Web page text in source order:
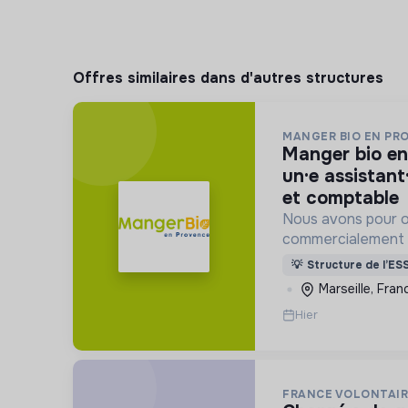
Offres similaires dans d'autres structures
MANGER BIO EN
manger bio en provence recrute :
un·e
et comptable
Nous avons pour
transformateurs
auprès des
produits BIO et
💡 Structure de
Marseille,
Hier
FRANCE